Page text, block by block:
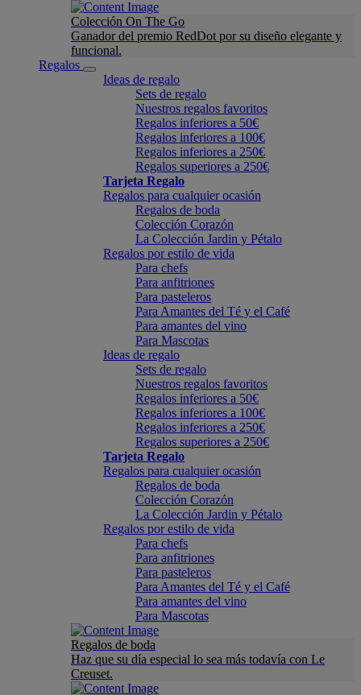
Colección On The Go
Ganador del premio RedDot por su diseño elegante y
funcional.
Regalos
Ideas de regalo
Sets de regalo
Nuestros regalos favoritos
Regalos inferiores a 50€
Regalos inferiores a 100€
Regalos inferiores a 250€
Regalos superiores a 250€
Tarjeta Regalo
Regalos para cualquier ocasión
Regalos de boda
Colección Corazón
La Colección Jardin y Pétalo
Regalos por estilo de vida
Para chefs
Para anfitriones
Para pasteleros
Para Amantes del Té y el Café
Para amantes del vino
Para Mascotas
Ideas de regalo
Sets de regalo
Nuestros regalos favoritos
Regalos inferiores a 50€
Regalos inferiores a 100€
Regalos inferiores a 250€
Regalos superiores a 250€
Tarjeta Regalo
Regalos para cualquier ocasión
Regalos de boda
Colección Corazón
La Colección Jardin y Pétalo
Regalos por estilo de vida
Para chefs
Para anfitriones
Para pasteleros
Para Amantes del Té y el Café
Para amantes del vino
Para Mascotas
Regalos de boda
Haz que su día especial lo sea más todavía con Le
Creuset.